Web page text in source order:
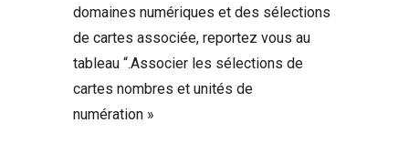
domaines numériques et des sélections
de cartes associée, reportez vous au
tableau “.Associer les sélections de
cartes nombres et unités de
numération »